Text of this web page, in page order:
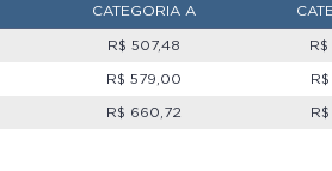
CATEGORIA A
R$ 507,48
R$ 579,00
R$ 660,72